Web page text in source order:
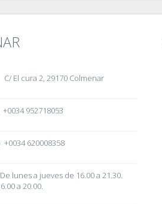
C/ El cura 2, 29170 Colmenar
+0034 952718053
620008358
De lunes a jueves de 16.00 a 21.30.
a 20.00.